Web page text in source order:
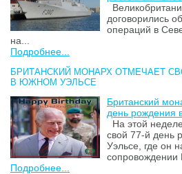
договорились
операций в
на...
Подробнее...
БРИТАНСКИЙ МОНАРХ ОТМЕЧАЕТ
В ЮЖНОМ УЭЛЬСЕ
Британский
день рождения
На этой
свой 77-й день
Уэльсе, где он
сопровождении
Подробнее...